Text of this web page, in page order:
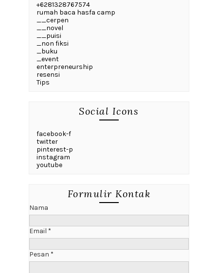
+6281328767574
rumah baca hasfa camp
__cerpen
__novel
__puisi
_non fiksi
_buku
_event
enterpreneurship
resensi
Tips
Social Icons
facebook-f
twitter
pinterest-p
instagram
youtube
Formulir Kontak
Nama
Email *
Pesan *